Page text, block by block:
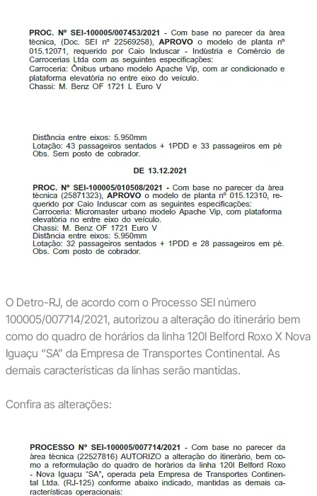
O Detro-RJ, de acordo com o Processo SEI número
100005/007714/2021, autorizou a alteração do itinerário bem
como do quadro de horários da linha 120I Belford Roxo X Nova
Iguaçu “SA” da Empresa de Transportes Continental. As
demais características da linhas serão mantidas.
Confira as alterações: